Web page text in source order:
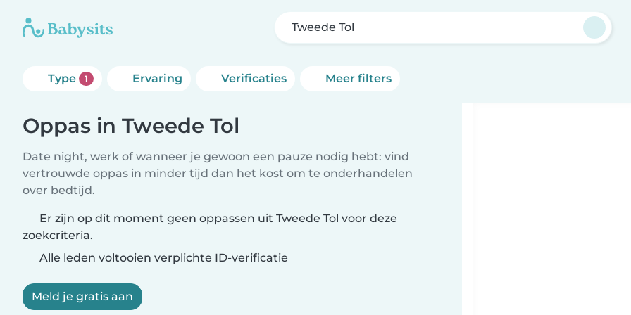
Tweede Tol
Type 1 Ervaring Verificaties Meer filters
Oppas in Tweede Tol
Date night, werk of wanneer je gewoon een pauze nodig hebt: vind
vertrouwde oppas in minder tijd dan het kost om te onderhandelen
over bedtijd.
Er zijn op dit moment geen oppassen uit Tweede Tol voor deze
zoekcriteria.
Alle leden voltooien verplichte ID-verificatie
Meld je gratis aan